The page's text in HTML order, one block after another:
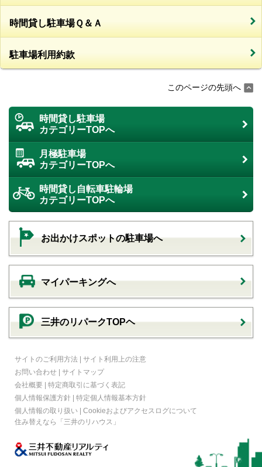
時間貸し駐車場Ｑ＆Ａ
駐車場利用約款
このページの先頭へ
時間貸し駐車場
カテゴリーTOPへ
月極駐車場
カテゴリーTOPへ
時間貸し自転車駐輪場
カテゴリーTOPへ
お出かけスポットの駐車場へ
マイパーキングへ
三井のリパークTOPヘ
サイトのご利用方法 | サイト利用上の注意
お問い合わせ | サイトマップ
会社概要 | 特定商取引に基づく表記
個人情報保護方針 | 特定個人情報基本方針
個人情報の取り扱い | Cookieおよびアクセスログについて
住み替えなら
「三井のリハウス」